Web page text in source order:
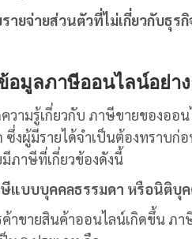
ายจ่ายส่วนตัวที่ไม่เกี่ยวกับธุ
อมูลภาษีออนไลน์อย่า
ความรู้เกี่ยวกับ ภาษีขายของอ
ซึ่งผู้มีรายได้จำเป็นต้องทราบก่
ภาษีที่เกี่ยวข้องดังนี้
ษีแบบบุคคลธรรมดา หรือนิติบุ
ค้าขายสินค้าออนไลน์เกิดขึ้น ภ